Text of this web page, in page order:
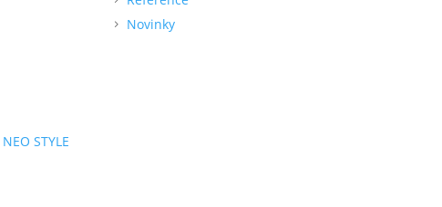
Novinky
NEO STYLE